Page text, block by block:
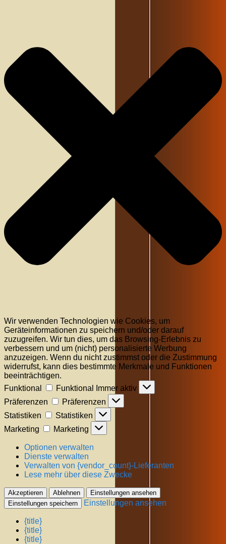
Wir verwenden Technologien wie Cookies, um
Geräteinformationen zu speichern und/oder darauf
zuzugreifen. Wir tun dies, um das Browsing-Erlebnis zu
verbessern und um (nicht) personalisierte Werbung
anzuzeigen. Wenn du nicht zustimmst oder die Zustimmung
widerrufst, kann dies bestimmte Merkmale und Funktionen
beeinträchtigen.
Funktional
Funktional
Immer aktiv
Präferenzen
Präferenzen
Statistiken
Statistiken
Marketing
Marketing
Optionen verwalten
Dienste verwalten
Verwalten von {vendor_count}-Lieferanten
Lese mehr über diese Zwecke
Akzeptieren Ablehnen
Einstellungen ansehen
Einstellungen speichern
Einstellungen ansehen
{title}
{title}
{title}